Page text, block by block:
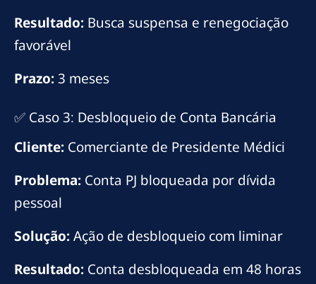
Resultado: Busca suspensa e renegociação
favorável
Prazo:3 meses
✅ Caso 3: Desbloqueio de Conta Bancária
Cliente: Comerciante de Presidente Médici
Problema: Conta PJ bloqueada por dívida
pessoal
Solução:Ação de desbloqueio com liminar
Resultado: Conta desbloqueada em 48 horas